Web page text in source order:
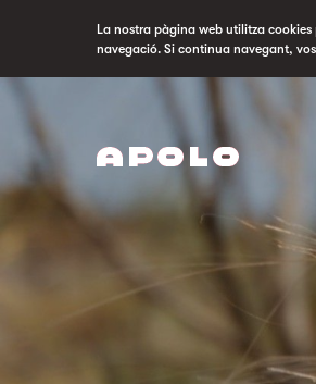
La nostra pàgina web utilitza cookies
navegació. Si continua navegant,